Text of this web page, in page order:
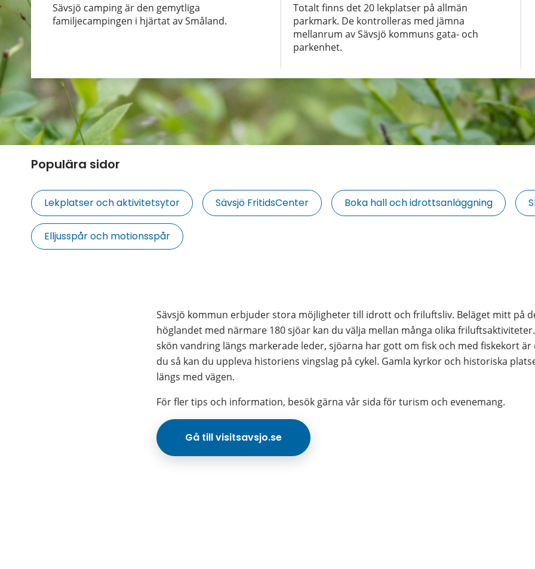
Sävsjö camping är den gemytliga
familjecampingen i hjärtat av Småland.
Totalt finns det 20 lekplatser på allmän
parkmark. De kontrolleras med jämna
mellanrum av Sävsjö kommuns gata- och
parkenhet.
Populära sidor
Lekplatser och aktivitetsytor Sävsjö FritidsCenter Boka hall och idrottsanläggning
Elljusspår och motionsspår
Sävsjö kommun erbjuder stora möjligheter till idrott och friluftsliv. Beläget mitt på
höglandet med närmare 180 sjöar kan du välja mellan många olika
skön vandring längs markerade leder, sjöarna har gott om fisk och med fiskekort är
du så kan du uppleva historiens vingslag på cykel. Gamla kyrkor och historiska
längs med vägen.
För fler tips och information, besök gärna vår sida för turism och evenemang.
Gå till visitsavsjo.se